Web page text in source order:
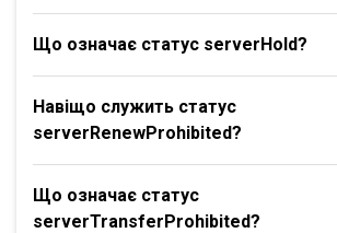
Що означає статус serverHold?
Навіщо служить статус
serverRenewProhibited?
Що означає статус
serverTransferProhibited?